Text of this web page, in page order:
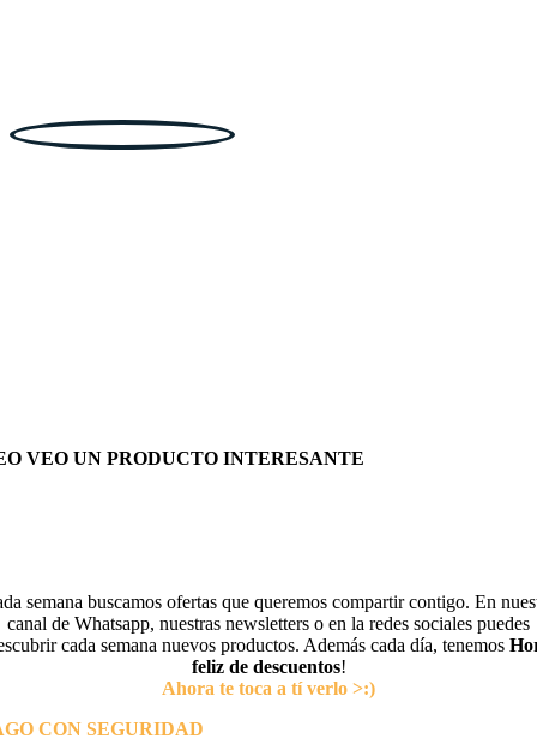
VEO UN PRODUCTO INTERESANTE
semana buscamos ofertas que queremos compartir contigo. En
canal de Whatsapp, nuestras newsletters o en la redes sociales puedes
cada semana nuevos productos. Además cada día, tenemos
feliz de descuentos!
Ahora te toca a tí verlo >:)
CON SEGURIDAD